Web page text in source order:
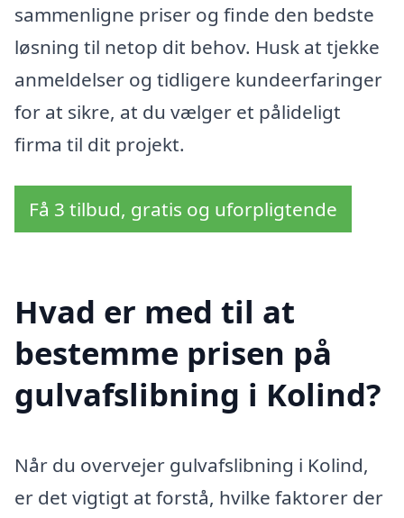
sammenligne priser og finde den bedste
løsning til netop dit behov. Husk at tjekke
anmeldelser og tidligere kundeerfaringer
for at sikre, at du vælger et pålideligt
firma til dit projekt.
Få 3 tilbud, gratis og uforpligtende
Hvad er med til at
bestemme prisen på
gulvafslibning i Kolind?
Når du overvejer gulvafslibning i Kolind,
er det vigtigt at forstå, hvilke faktorer der